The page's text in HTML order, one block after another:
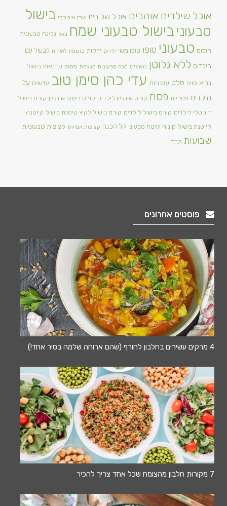
אוכל שילדים אוהבים אוכל של בית אורז איטלקי בישול
טבעוני בישול טבעוני שמח בצל גבינה טבעונית
חומוס טבעוני טופו טופו משי ילדים ירקות כוסמין לאירוח לבשל עם
הילדים ללא גלוטן מאפים מנה טבעונית מנצחת מתוק סדנאות בישול
בריא סויה סלט עגבניות עדי כהן סימן טוב עדשים עם
הילדים פטריות פסח קורס אונליין לילדים קורס בישול אונליין קורס בישול
דיגיטלי לילדים קורס בישול לילדים קורס בישול לקיץ קיטנת בישול קייטנה
קייטנת בישול קינוח קינוח טבעוני קל הכנה קציצות אפויות קציצות טבעוניות
שבועות תרד
פוסטים אחרונים
4 מרקים עשירים בחלבון לחורף (שהם ארוחה שלמה בסיר אחד!)
7 מקורות חלבון מהצומח שכל אחד צריך להכיר